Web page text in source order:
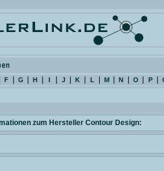
F G H I J K L M N O P
zum Hersteller Contour Design: